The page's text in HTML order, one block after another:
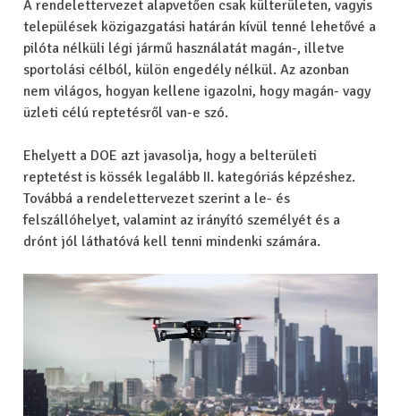
A rendelettervezet alapvetően csak külterületen, vagyis
települések közigazgatási határán kívül tenné lehetővé a
pilóta nélküli légi jármű használatát magán-, illetve
sportolási célból, külön engedély nélkül. Az azonban
nem világos, hogyan kellene igazolni, hogy magán- vagy
üzleti célú reptetésről van-e szó.
Ehelyett a DOE azt javasolja, hogy a belterületi
reptetést is kössék legalább II. kategóriás képzéshez.
Továbbá a rendelettervezet szerint a le- és
felszállóhelyet, valamint az irányító személyét és a
drónt jól láthatóvá kell tenni mindenki számára.